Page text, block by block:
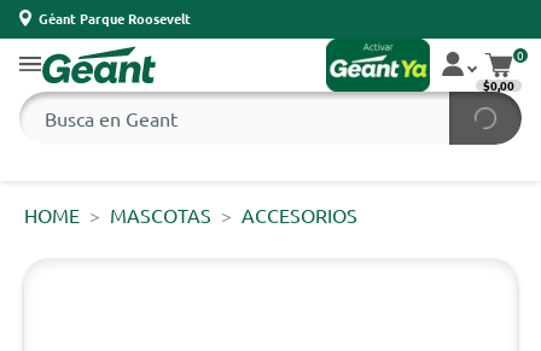
Géant Parque Roosevelt
0
$0,00
HOME MASCOTAS ACCESORIOS